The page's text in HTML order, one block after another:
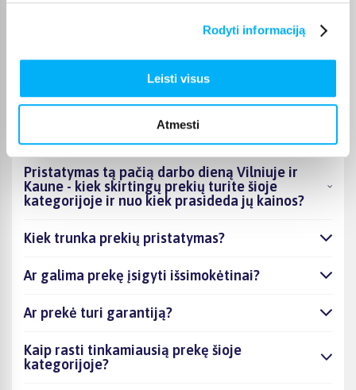
Rodyti informaciją
Leisti visus
Atmesti
DUK
Kokios TOP 5 perkamiausios prekės
kategorijoje Pristatymas tą pačią darbo dieną
Pristatymas tą pačią darbo dieną Vilniuje ir
Kaune - kiek skirtingų prekių turite šioje
kategorijoje ir nuo kiek prasideda jų kainos?
Kiek trunka prekių pristatymas?
Ar galima prekę įsigyti išsimokėtinai?
Ar prekė turi garantiją?
Kaip rasti tinkamiausią prekę šioje
kategorijoje?